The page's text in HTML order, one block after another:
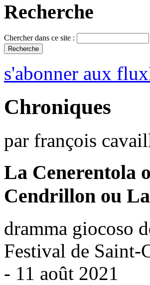
Recherche
Chercher dans ce site :
s'abonner aux
Chroniques
par françois
La Cenerentola
Cendrillon ou
dramma giocoso
Festival de Saint-
- 11 août 2021